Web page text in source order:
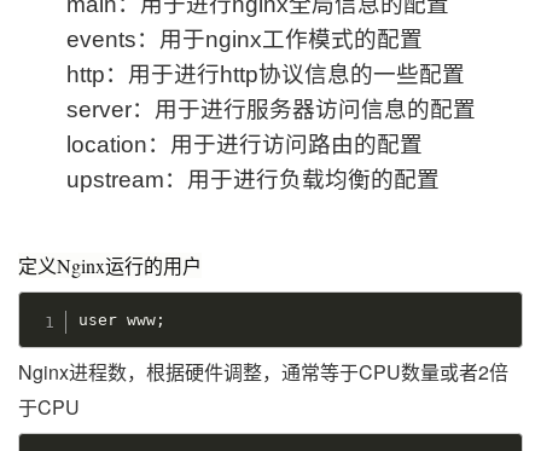
events：用于nginx工作模式的配置
http：用于进行http协议信息的一些配置
server：用于进行服务器访问信息的配置
location：用于进行访问路由的配置
upstream：用于进行负载均衡的配置
定义Nginx运行的用户
user www ;
Nginx进程数，根据硬件调整，通常等于CPU数量或者2倍
于CPU